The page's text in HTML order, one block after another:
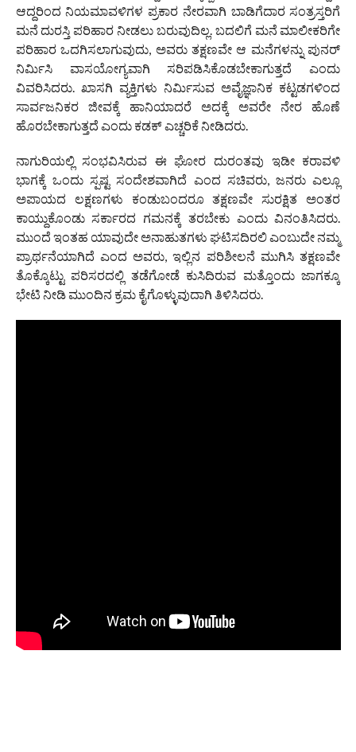
ಆದ್ದರಿಂದ ನಿಯಮಾವಳಿಗಳ ಪ್ರಕಾರ ನೇರವಾಗಿ ಬಾಡಿಗೆದಾರ ಸಂತ್ರಸ್ತರಿಗೆ
ಮನೆ ದುರಸ್ತಿ ಪರಿಹಾರ ನೀಡಲು ಬರುವುದಿಲ್ಲ. ಬದಲಿಗೆ ಮನೆ ಮಾಲೀಕರಿಗೇ
ಪರಿಹಾರ ಒದಗಿಸಲಾಗುವುದು, ಅವರು ತಕ್ಷಣವೇ ಆ ಮನೆಗಳನ್ನು ಪುನರ್
ನಿರ್ಮಿಸಿ ವಾಸಯೋಗ್ಯವಾಗಿ ಸರಿಪಡಿಸಿಕೊಡಬೇಕಾಗುತ್ತದೆ ಎಂದು
ವಿವರಿಸಿದರು. ಖಾಸಗಿ ವ್ಯಕ್ತಿಗಳು ನಿರ್ಮಿಸುವ ಅವೈಜ್ಞಾನಿಕ ಕಟ್ಟಡಗಳಿಂದ
ಸಾರ್ವಜನಿಕರ ಜೀವಕ್ಕೆ ಹಾನಿಯಾದರೆ ಅದಕ್ಕೆ ಅವರೇ ನೇರ ಹೊಣೆ
ಹೊರಬೇಕಾಗುತ್ತದೆ ಎಂದು ಕಡಕ್ ಎಚ್ಚರಿಕೆ ನೀಡಿದರು.
ನಾಗುರಿಯಲ್ಲಿ ಸಂಭವಿಸಿರುವ ಈ ಘೋರ ದುರಂತವು ಇಡೀ ಕರಾವಳಿ
ಭಾಗಕ್ಕೆ ಒಂದು ಸ್ಪಷ್ಟ ಸಂದೇಶವಾಗಿದೆ ಎಂದ ಸಚಿವರು, ಜನರು ಎಲ್ಲೂ
ಅಪಾಯದ ಲಕ್ಷಣಗಳು ಕಂಡುಬಂದರೂ ತಕ್ಷಣವೇ ಸುರಕ್ಷಿತ ಅಂತರ
ಕಾಯ್ದುಕೊಂಡು ಸರ್ಕಾರದ ಗಮನಕ್ಕೆ ತರಬೇಕು ಎಂದು ವಿನಂತಿಸಿದರು.
ಮುಂದೆ ಇಂತಹ ಯಾವುದೇ ಅನಾಹುತಗಳು ಘಟಿಸದಿರಲಿ ಎಂಬುದೇ ನಮ್ಮ
ಪ್ರಾರ್ಥನೆಯಾಗಿದೆ ಎಂದ ಅವರು, ಇಲ್ಲಿನ ಪರಿಶೀಲನೆ ಮುಗಿಸಿ ತಕ್ಷಣವೇ
ತೊಕ್ಕೊಟ್ಟು ಪರಿಸರದಲ್ಲಿ ತಡೆಗೋಡೆ ಕುಸಿದಿರುವ ಮತ್ತೊಂದು ಜಾಗಕ್ಕೂ
ಭೇಟಿ ನೀಡಿ ಮುಂದಿನ ಕ್ರಮ ಕೈಗೊಳ್ಳುವುದಾಗಿ ತಿಳಿಸಿದರು.